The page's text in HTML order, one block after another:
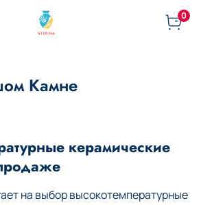
0
Камне
керамические
на выбор высокотемпературные